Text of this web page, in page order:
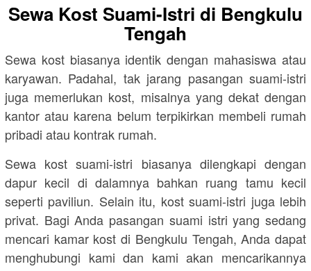
Sewa Kost Suami-Istri di Bengkulu
Tengah
Sewa kost biasanya identik dengan mahasiswa atau
karyawan. Padahal, tak jarang pasangan suami-istri
juga memerlukan kost, misalnya yang dekat dengan
kantor atau karena belum terpikirkan membeli rumah
pribadi atau kontrak rumah.
Sewa kost suami-istri biasanya dilengkapi dengan
dapur kecil di dalamnya bahkan ruang tamu kecil
seperti paviliun. Selain itu, kost suami-istri juga lebih
privat. Bagi Anda pasangan suami istri yang sedang
mencari kamar kost di Bengkulu Tengah, Anda dapat
menghubungi kami dan kami akan mencarikannya